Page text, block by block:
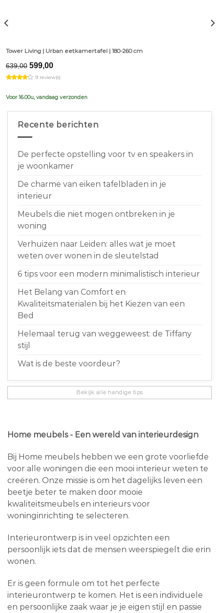
Tower Living | Urban eetkamertafel | 180-260 cm
639,00 Original
price
was:
599,00Current
is:
9 review(s)
Voor 16.00u, vandaag verzonden
Recente berichten
De perfecte opstelling voor tv en speakers in
je woonkamer
De charme van eiken tafelbladen in je
interieur
Meubels die niet mogen ontbreken in je
woning
Verhuizen naar Leiden: alles wat je moet
weten over wonen in de sleutelstad
6 tips voor een modern minimalistisch interieur
Het Belang van Comfort en
Kwaliteitsmaterialen bij het Kiezen van een
Bed
Helemaal terug van weggeweest: de Tiffany
stijl
Wat is de beste voordeur?
Bekijk alle handige tips
Home meubels - Een wereld van interieurdesign
Bij Home meubels hebben we een grote voorliefde
voor alle woningen die een mooi interieur weten te
creëren. Onze missie is om het dagelijks leven een
beetje beter te maken door mooie
kwaliteitsmeubels en interieurs voor
woninginrichting te selecteren.
Interieurontwerp is in veel opzichten een
persoonlijk iets dat de mensen weerspiegelt die erin
wonen.
Er is geen formule om tot het perfecte
interieurontwerp te komen. Het is een individuele
en persoonlijke zaak waar je je eigen stijl en passie